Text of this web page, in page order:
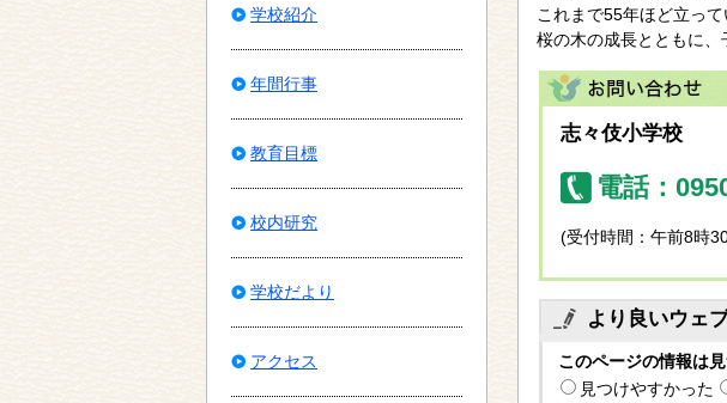
これまで55年ほど立っ
桜の木の成長とともに、
志々伎小学校
電話：
(受付時間：午前8時
より良いウェ
このページの情報は
見つけやすかった
学校紹介
年間行事
教育目標
校内研究
学校だより
アクセス